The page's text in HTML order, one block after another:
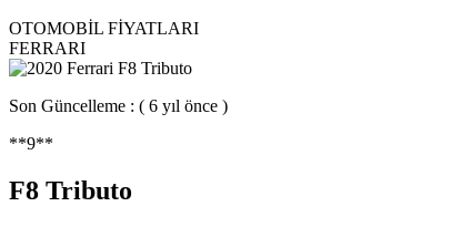
OTOMOBİL FİYATLARI
FERRARI
Son Güncelleme : ( 6 yıl önce )
**9**
F8 Tributo